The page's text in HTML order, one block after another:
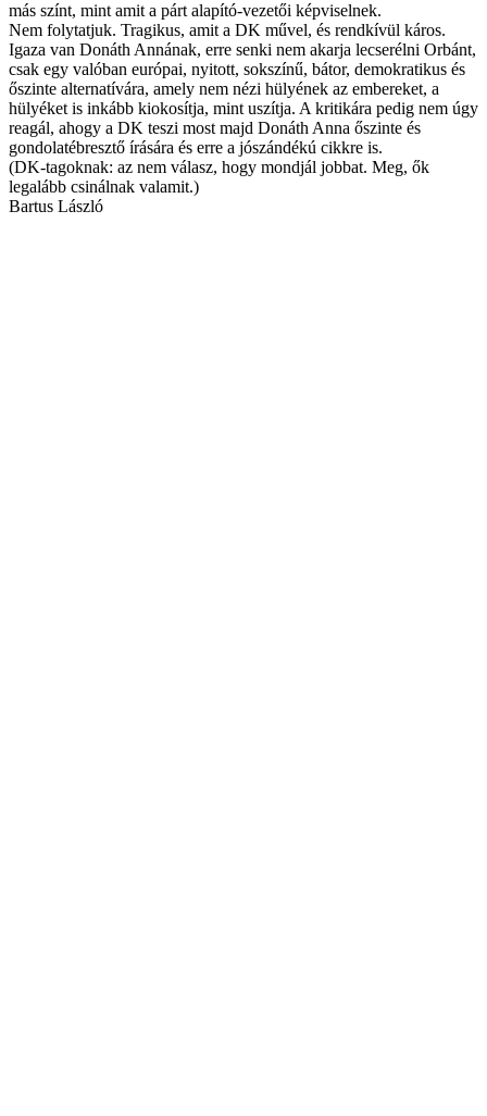
más színt, mint amit a párt alapító-vezetői képviselnek.
Nem folytatjuk. Tragikus, amit a DK művel, és rendkívül káros.
Igaza van Donáth Annának, erre senki nem akarja lecserélni Orbánt,
csak egy valóban európai, nyitott, sokszínű, bátor, demokratikus és
őszinte alternatívára, amely nem nézi hülyének az embereket, a
hülyéket is inkább kiokosítja, mint uszítja. A kritikára pedig nem úgy
reagál, ahogy a DK teszi most majd Donáth Anna őszinte és
gondolatébresztő írására és erre a jószándékú cikkre is.
(DK-tagoknak: az nem válasz, hogy mondjál jobbat. Meg, ők
legalább csinálnak valamit.)
Bartus László